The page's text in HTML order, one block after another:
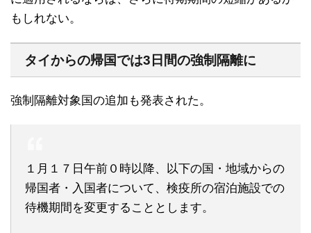
もしれない。
タイからの帰国では3日間の強制隔離に
強制隔離対象国の追加も発表された。
１月１７日午前０時以降、以下の国・地域からの
帰国者・入国者について、検疫所の宿泊施設での
待機期間を変更することとします。